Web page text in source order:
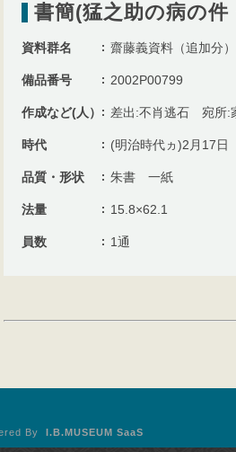
書簡(猛之助の病の
資料群名 齋藤義資料（追加分）
備品番号 2002P00799
作成など(人） 差出:不肖逃石 宛所:
時代 (明治時代ヵ)2月17日
品質・形状 朱書 一紙
法量 15.8×62.1
員数 1通
By I.B.MUSEUM SaaS